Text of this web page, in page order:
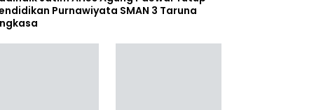
Purnawiyata SMAN 3 Taruna